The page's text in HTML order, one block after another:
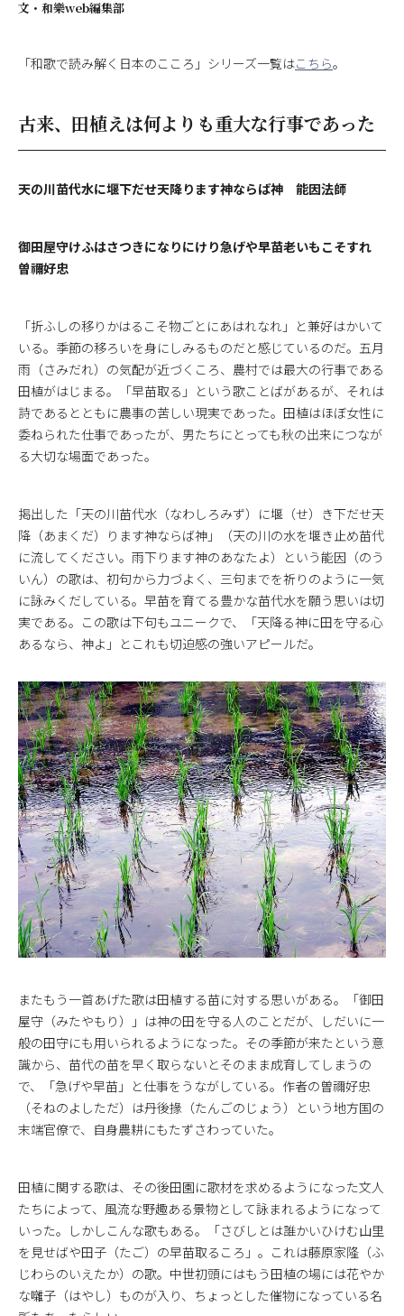
文・ 和樂web編集部
「和歌で読み解く日本のこころ」シリーズ一覧はこちら。
古来、田植えは何よりも重大な行事であった
天の川苗代水に堰下だせ天降ります神ならば神 能因法師
御田屋守けふはさつきになりにけり急げや早苗老いもこそすれ
曽禰好忠
「折ふしの移りかはるこそ物ごとにあはれなれ」と兼好はかいて
いる。季節の移ろいを身にしみるものだと感じているのだ。五月
雨（さみだれ）の気配が近づくころ、農村では最大の行事である
田植がはじまる。「早苗取る」という歌ことばがあるが、それは
詩であるとともに農事の苦しい現実であった。田植はほぼ女性に
委ねられた仕事であったが、男たちにとっても秋の出来につなが
る大切な場面であった。
掲出した「天の川苗代水（なわしろみず）に堰（せ）き下だせ天
降（あまくだ）ります神ならば神」（天の川の水を堰き止め苗代
に流してください。雨下ります神のあなたよ）という能因（のう
いん）の歌は、初句から力づよく、三句までを祈りのように一気
に詠みくだしている。早苗を育てる豊かな苗代水を願う思いは切
実である。この歌は下句もユニークで、「天降る神に田を守る心
あるなら、神よ」とこれも切迫感の強いアピールだ。
またもう一首あげた歌は田植する苗に対する思いがある。「御田
屋守（みたやもり）」は神の田を守る人のことだが、しだいに一
般の田守にも用いられるようになった。その季節が来たという意
識から、苗代の苗を早く取らないとそのまま成育してしまうの
で、「急げや早苗」と仕事をうながしている。作者の曽禰好忠
（そねのよしただ）は丹後掾（たんごのじょう）という地方国の
末端官僚で、自身農耕にもたずさわっていた。
田植に関する歌は、その後田園に歌材を求めるようになった文人
たちによって、風流な野趣ある景物として詠まれるようになって
いった。しかしこんな歌もある。「さびしとは誰かいひけむ山里
を見せばや田子（たご）の早苗取るころ」。これは藤原家隆（ふ
じわらのいえたか）の歌。中世初頭にはもう田植の場には花やか
な囃子（はやし）ものが入り、ちょっとした催物になっている名